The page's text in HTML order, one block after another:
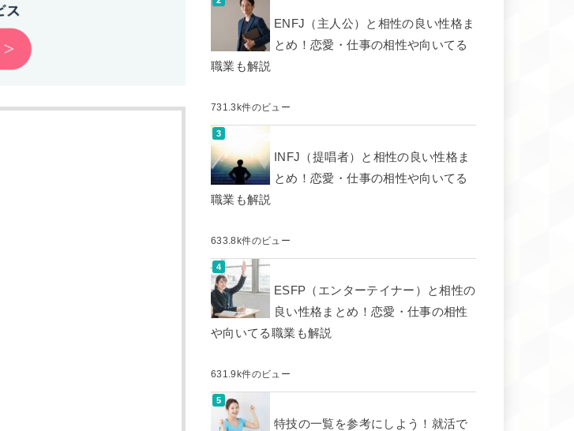
ENFJ（主人公）と相性の良い性格ま
とめ！恋愛・仕事の相性や向いてる
職業も解説
731.3k件のビュー
INFJ（提唱者）と相性の良い性格ま
とめ！恋愛・仕事の相性や向いてる
職業も解説
633.8k件のビュー
ESFP（エンターテイナー）と相性の
良い性格まとめ！恋愛・仕事の相性
や向いてる職業も解説
631.9k件のビュー
特技の一覧を参考にしよう！就活で